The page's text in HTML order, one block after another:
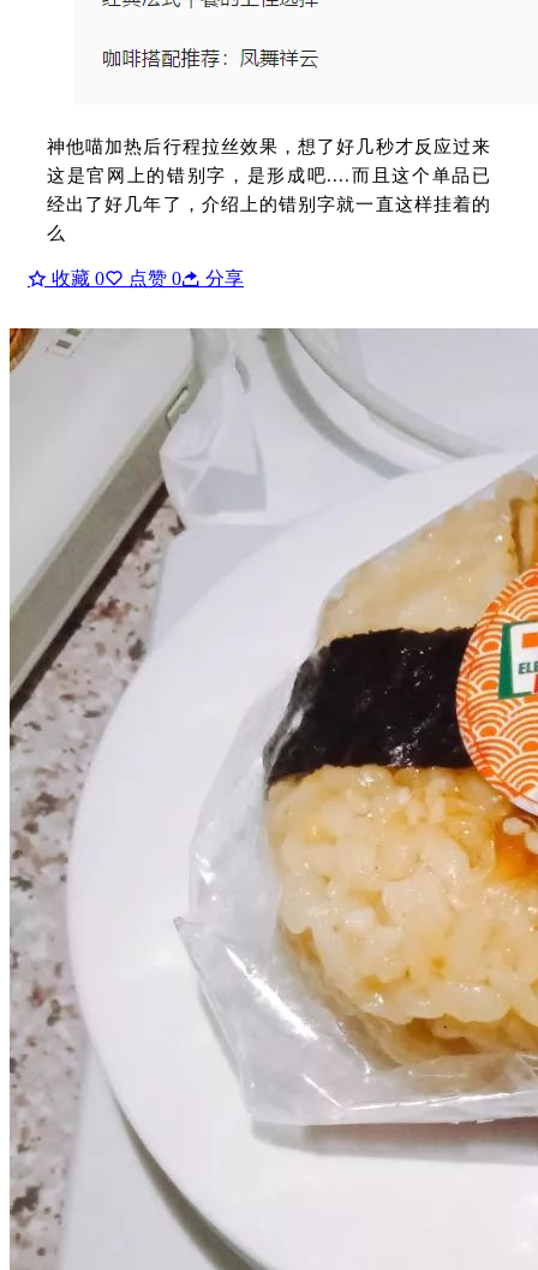
神他喵加热后行程拉丝效果，想了好几秒才反应过来
这是官网上的错别字，是形成吧....而且这个单品已
经出了好几年了，介绍上的错别字就一直这样挂着的
么
收藏 0 点赞 0 分享